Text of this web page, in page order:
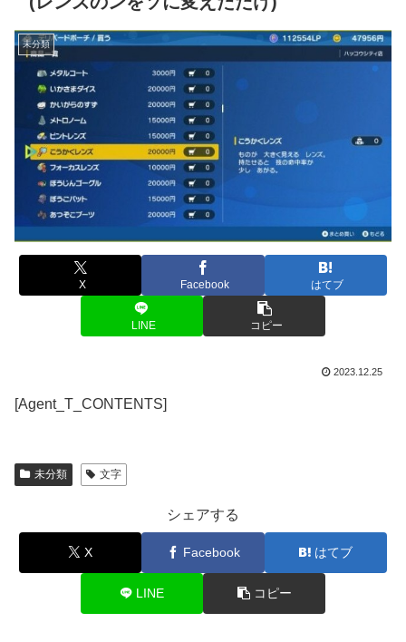
未分類
X Facebook はてブ
LINE コピー
2023.12.25
[Agent_T_CONTENTS]
未分類 文字
シェアする
X Facebook はてブ
LINE コピー